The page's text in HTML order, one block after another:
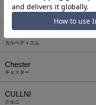
CAMBIO
カンビオ
カルペディエム
Chester
チェスター
CULLNI
クルニ